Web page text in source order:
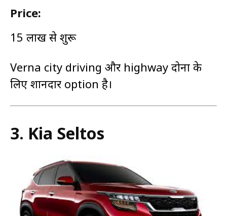
Price:
₹15 लाख से शुरू
Verna city driving और highway दोनों के
लिए शानदार option है।
3. Kia Seltos